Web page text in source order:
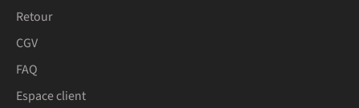
Retour
CGV
FAQ
Espace client